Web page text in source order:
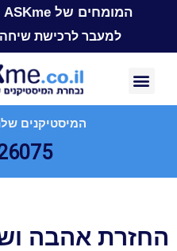
המומחים של ASKme - כאן, במיוחד בשבילך
למעבר לרכישת
המיסטיקנים
החזרת אהבה